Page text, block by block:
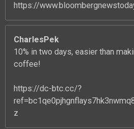
https://
CharlesPek
10% in two days, easier than
coffee!
https://dc-btc.cc/?
z